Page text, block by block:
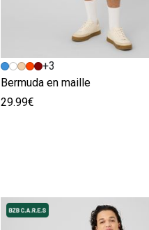
+3
Bermuda en maille
29.99€